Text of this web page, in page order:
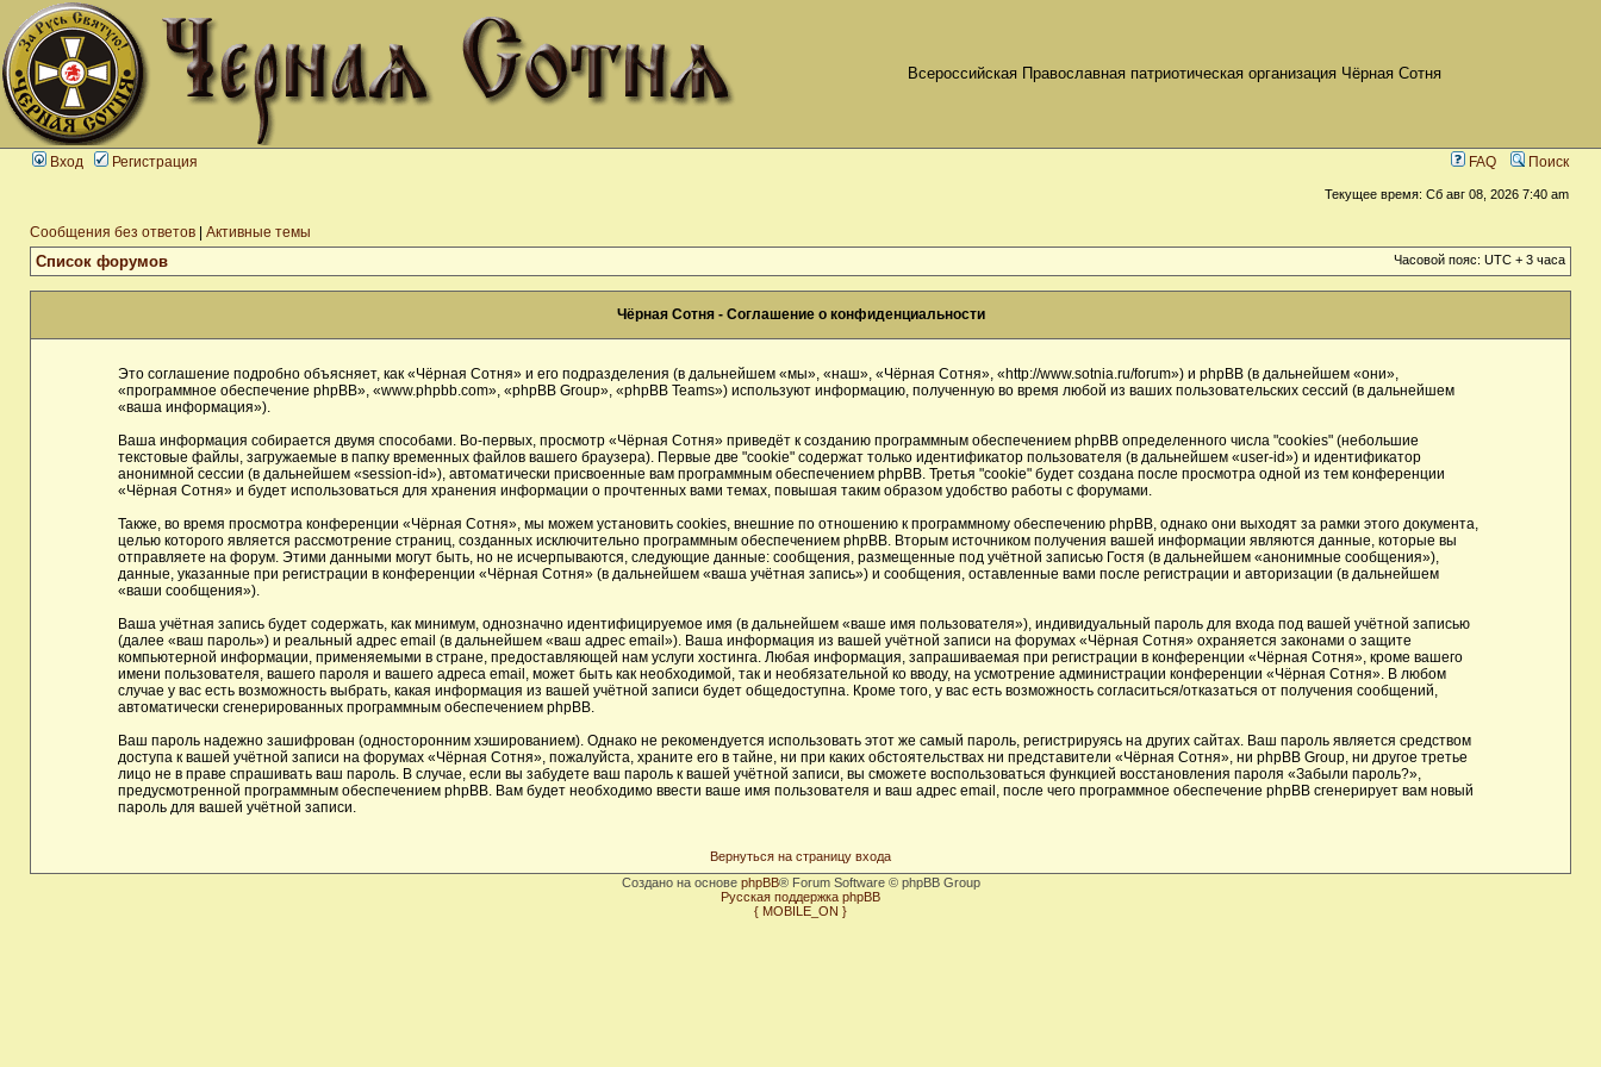
Всероссийская Православная патриотическая организация Чёрная Сотня
Вход Регистрация FAQ Поиск
Текущее время: Сб авг 08, 2026 7:40 am
Сообщения без ответов Активные темы
Список форумов Часовой пояс: UTC + 3 часа
Чёрная Сотня - Соглашение о конфиденциальности
Это соглашение подробно объясняет, как «Чёрная Сотня» и его подразделения (в дальнейшем «мы», «наш», «Чёрная Сотня», «http://www.sotnia.ru/forum») и phpBB (в дальнейшем «они»,
«программное обеспечение phpBB», «www.phpbb.com», «phpBB Group», «phpBB Teams») используют информацию, полученную во время любой из ваших пользовательских сессий (в дальнейшем
«ваша информация»).
Ваша информация собирается двумя способами. Во-первых, просмотр «Чёрная Сотня» приведёт к созданию программным обеспечением phpBB определенного числа "cookies" (небольшие
текстовые файлы, загружаемые в папку временных файлов вашего браузера). Первые две "cookie" содержат только идентификатор пользователя (в дальнейшем «user-id») и идентификатор
анонимной сессии (в дальнейшем «session-id»), автоматически присвоенные вам программным обеспечением phpBB. Третья "cookie" будет создана после просмотра одной из тем конференции
«Чёрная Сотня» и будет использоваться для хранения информации о прочтенных вами темах, повышая таким образом удобство работы с форумами.
Также, во время просмотра конференции «Чёрная Сотня», мы можем установить cookies, внешние по отношению к программному обеспечению phpBB, однако они выходят за рамки этого документа,
целью которого является рассмотрение страниц, созданных исключительно программным обеспечением phpBB. Вторым источником получения вашей информации являются данные, которые вы
отправляете на форум. Этими данными могут быть, но не исчерпываются, следующие данные: сообщения, размещенные под учётной записью Гостя (в дальнейшем «анонимные сообщения»),
данные, указанные при регистрации в конференции «Чёрная Сотня» (в дальнейшем «ваша учётная запись») и сообщения, оставленные вами после регистрации и авторизации (в дальнейшем
«ваши сообщения»).
Ваша учётная запись будет содержать, как минимум, однозначно идентифицируемое имя (в дальнейшем «ваше имя пользователя»), индивидуальный пароль для входа под вашей учётной записью
(далее «ваш пароль») и реальный адрес email (в дальнейшем «ваш адрес email»). Ваша информация из вашей учётной записи на форумах «Чёрная Сотня» охраняется законами о защите
компьютерной информации, применяемыми в стране, предоставляющей нам услуги хостинга. Любая информация, запрашиваемая при регистрации в конференции «Чёрная Сотня», кроме вашего
имени пользователя, вашего пароля и вашего адреса email, может быть как необходимой, так и необязательной ко вводу, на усмотрение администрации конференции «Чёрная Сотня». В любом
случае у вас есть возможность выбрать, какая информация из вашей учётной записи будет общедоступна. Кроме того, у вас есть возможность согласиться/отказаться от получения сообщений,
автоматически сгенерированных программным обеспечением phpBB.
Ваш пароль надежно зашифрован (односторонним хэшированием). Однако не рекомендуется использовать этот же самый пароль, регистрируясь на других сайтах. Ваш пароль является средством
доступа к вашей учётной записи на форумах «Чёрная Сотня», пожалуйста, храните его в тайне, ни при каких обстоятельствах ни представители «Чёрная Сотня», ни phpBB Group, ни другое третье
лицо не в праве спрашивать ваш пароль. В случае, если вы забудете ваш пароль к вашей учётной записи, вы сможете воспользоваться функцией восстановления пароля «Забыли пароль?»,
предусмотренной программным обеспечением phpBB. Вам будет необходимо ввести ваше имя пользователя и ваш адрес email, после чего программное обеспечение phpBB сгенерирует вам новый
пароль для вашей учётной записи.
Вернуться на страницу входа
Создано на основе phpBB® Forum Software © phpBB Group
Русская поддержка phpBB
{ MOBILE_ON }